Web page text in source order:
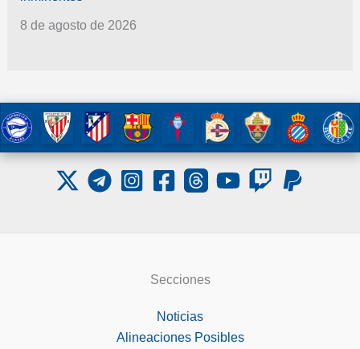
8 de agosto de 2026
Secciones
Noticias
Alineaciones Posibles